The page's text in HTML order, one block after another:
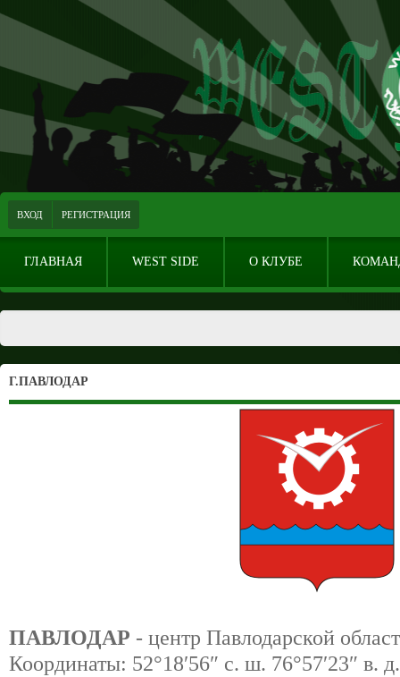
ВХОД РЕГИСТРАЦИЯ
ГЛАВНАЯ WEST SIDE О КЛУБЕ
Г.ПАВЛОДАР
ПАВЛОДАР - центр Павлодарской
Координаты: 52°18′56″ с. ш. 76°57′23″ в. д.